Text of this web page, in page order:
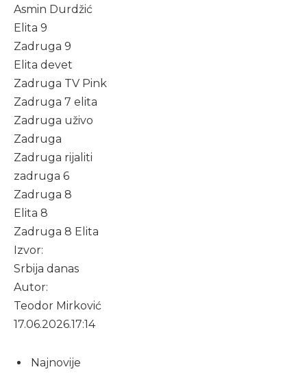
Asmin Durdžić
Elita 9
Zadruga 9
Elita devet
Zadruga TV Pink
Zadruga 7 elita
Zadruga uživo
Zadruga
Zadruga rijaliti
zadruga 6
Zadruga 8
Elita 8
Zadruga 8 Elita
Izvor:
Srbija danas
Autor:
Teodor Mirković
17.06.2026.17:14
Najnovije